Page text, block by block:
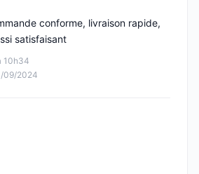
10h34
09/2024
conforme, livraison rapide,
satisfaisant